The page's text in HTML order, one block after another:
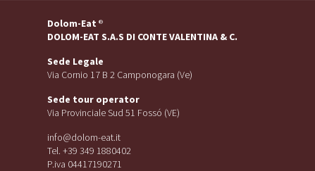
Dolom-Eat ®
DOLOM-EAT S.A.S DI CONTE VALENTINA & C.
Sede Legale
Via Cornio 17 B 2 Camponogara (Ve)
Sede tour operator
Via Provinciale Sud 51 Fossó (VE)
info@dolom-eat.it
Tel. +39 349 1880402
P.iva 04417190271